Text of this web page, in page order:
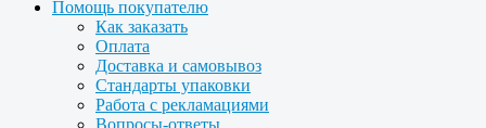
Помощь покупателю
Как заказать
Оплата
Доставка и самовывоз
Стандарты упаковки
Работа с рекламациями
Вопросы-ответы